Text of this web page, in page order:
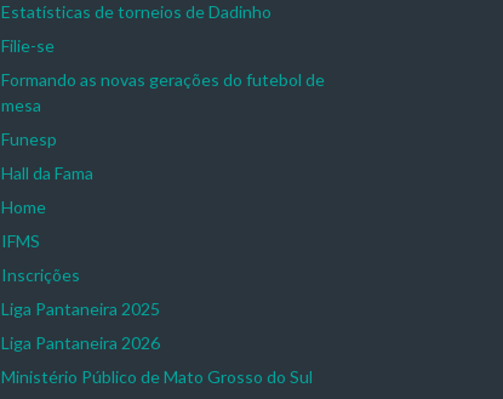
Estatísticas de torneios de Dadinho
Filie-se
Formando as novas gerações do futebol de
mesa
Funesp
Hall da Fama
Home
IFMS
Inscrições
Liga Pantaneira 2025
Liga Pantaneira 2026
Ministério Público de Mato Grosso do Sul